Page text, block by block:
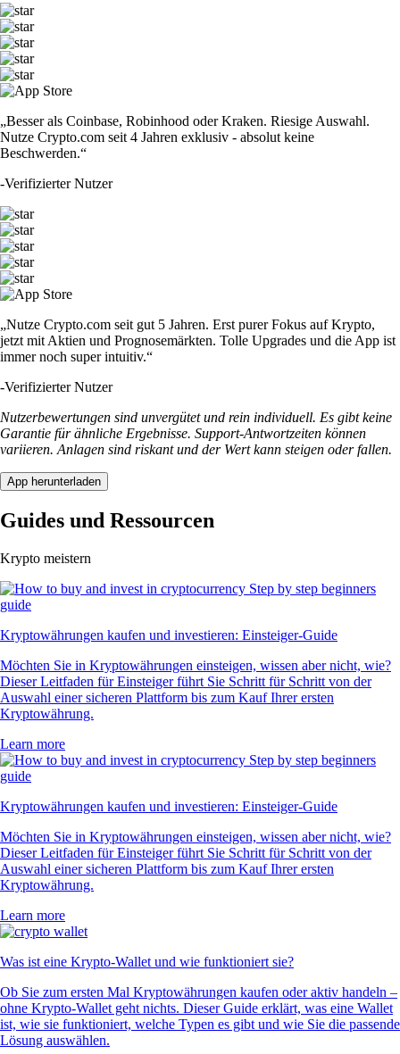
„Besser als Coinbase, Robinhood oder Kraken. Riesige Auswahl.
Nutze Crypto.com seit 4 Jahren exklusiv - absolut keine
Beschwerden.“
-Verifizierter Nutzer
„Nutze Crypto.com seit gut 5 Jahren. Erst purer Fokus auf Krypto,
jetzt mit Aktien und Prognosemärkten. Tolle Upgrades und die App ist
immer noch super intuitiv.“
-Verifizierter Nutzer
Nutzerbewertungen sind unvergütet und rein individuell. Es gibt keine
Garantie für ähnliche Ergebnisse. Support-Antwortzeiten können
variieren. Anlagen sind riskant und der Wert kann steigen oder fallen.
App herunterladen
Guides und Ressourcen
Krypto meistern
Kryptowährungen kaufen und investieren: Einsteiger-Guide
Möchten Sie in Kryptowährungen einsteigen, wissen aber nicht, wie?
Dieser Leitfaden für Einsteiger führt Sie Schritt für Schritt von der
Auswahl einer sicheren Plattform bis zum Kauf Ihrer ersten
Kryptowährung.
Learn more
Kryptowährungen kaufen und investieren: Einsteiger-Guide
Möchten Sie in Kryptowährungen einsteigen, wissen aber nicht, wie?
Dieser Leitfaden für Einsteiger führt Sie Schritt für Schritt von der
Auswahl einer sicheren Plattform bis zum Kauf Ihrer ersten
Kryptowährung.
Learn more
Was ist eine Krypto-Wallet und wie funktioniert sie?
Ob Sie zum ersten Mal Kryptowährungen kaufen oder aktiv handeln –
ohne Krypto-Wallet geht nichts. Dieser Guide erklärt, was eine Wallet
ist, wie sie funktioniert, welche Typen es gibt und wie Sie die passende
Lösung auswählen.